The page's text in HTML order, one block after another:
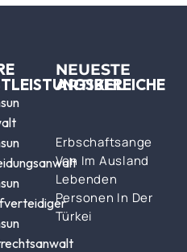
NEUESTE
ARTIKEL
Von Im Ausland
Lebenden
Personen In Der
Türkei